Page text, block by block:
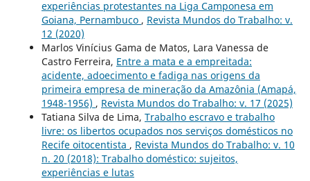
experiências protestantes na Liga Camponesa em
Goiana, Pernambuco , Revista Mundos do Trabalho: v.
12 (2020)
Marlos Vinícius Gama de Matos, Lara Vanessa de
Castro Ferreira, Entre a mata e a empreitada:
acidente, adoecimento e fadiga nas origens da
primeira empresa de mineração da Amazônia (Amapá,
1948-1956) , Revista Mundos do Trabalho: v. 17 (2025)
Tatiana Silva de Lima, Trabalho escravo e trabalho
livre: os libertos ocupados nos serviços domésticos no
Recife oitocentista , Revista Mundos do Trabalho: v. 10
n. 20 (2018): Trabalho doméstico: sujeitos,
experiências e lutas